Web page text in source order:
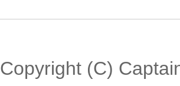
Copyright (C)